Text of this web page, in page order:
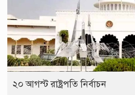
২০ আগস্ট রাষ্ট্রপতি নির্বাচন